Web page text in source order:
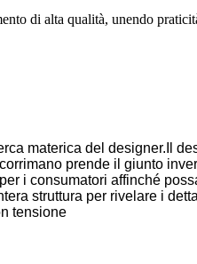
di alta qualità, unendo
materica del designer. Il
prende il giunto
i consumatori affinché
struttura per rivelare i
tensione